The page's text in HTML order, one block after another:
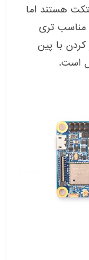
هستند اما
مناسب تری
کردن با پین